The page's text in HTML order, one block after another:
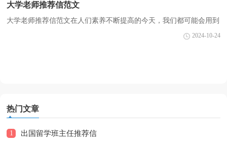
大学老师推荐信范文
大学老师推荐信范文在人们素养不断提高的今天，我们都可能会用到
推荐信，推荐信能展示个人技能或特点。那么一般推荐信是怎么写的
2024-10-24
热门文章
1 出国留学班主任推荐信